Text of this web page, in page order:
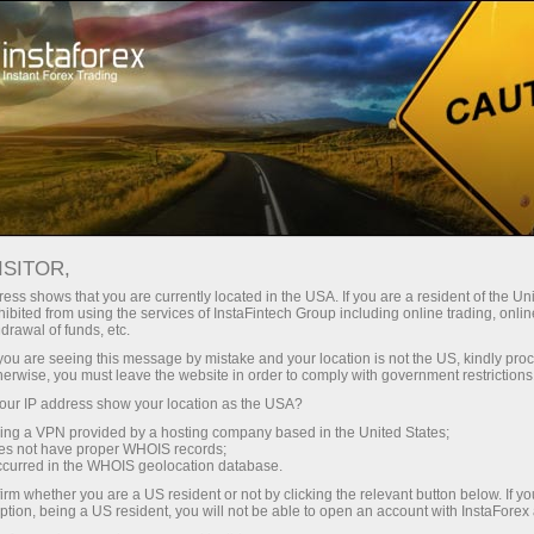
Hisob-varag'ini tez ochish Savdo platformasi
Endi ish
uchun
Investorlar uchun Hamkorlar uchun
INFLYATSIYA SAKRAB
shows that you are currently located in the USA. If you are a resident of the
from using the services of InstaFintech Group including online trading,
of funds, etc.
are seeing this message by mistake and your location is not the US, kindly
you must leave the website in order to comply with government
IP address show your location as the USA?
a VPN provided by a hosting company based in the United States;
not have proper WHOIS records;
in the WHOIS geolocation database.
whether you are a US resident or not by clicking the relevant button below. If
being a US resident, you will not be able to open an account with InstaForex